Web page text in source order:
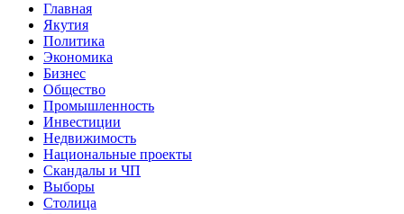
Главная
Якутия
Политика
Экономика
Бизнес
Общество
Промышленность
Инвестиции
Недвижимость
Национальные проекты
Скандалы и ЧП
Выборы
Столица